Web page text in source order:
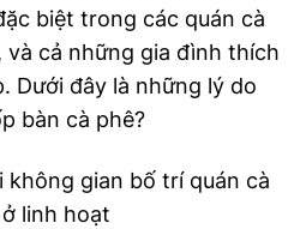
biệt trong các quán cà
và cả những gia đình thích
Dưới đây là những lý do
bàn cà phê?
không gian bố trí quán cà
linh hoạt